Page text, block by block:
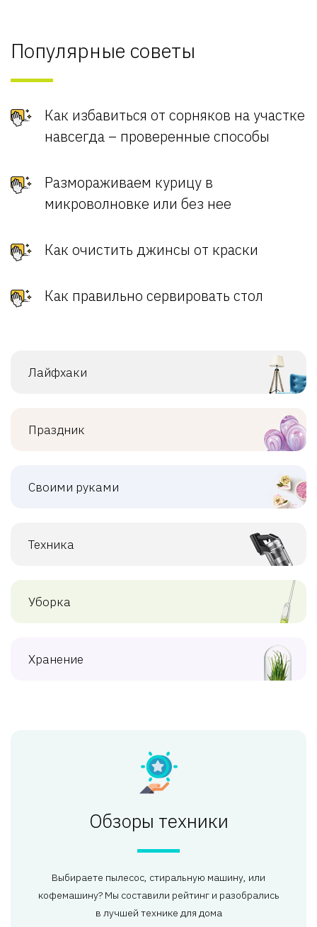
Популярные советы
Как избавиться от сорняков на участке
навсегда – проверенные способы
Размораживаем курицу в
микроволновке или без нее
Как очистить джинсы от краски
Как правильно сервировать стол
Лайфхаки
Праздник
Своими руками
Техника
Уборка
Хранение
Обзоры техники
Выбираете пылесос, стиральную машину, или
кофемашину? Мы составили рейтинг и разобрались
в лучшей технике для дома